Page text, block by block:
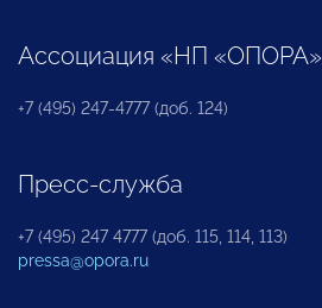
Ассоциация «НП «ОПОРА»
+7 (495) 247-4777 (доб. 124)
Пресс-служба
+7 (495) 247 4777 (доб. 115, 114, 113)
pressa@opora.ru